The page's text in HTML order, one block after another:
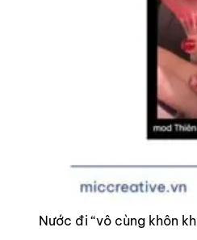
Nước đi “vô cùng khôn